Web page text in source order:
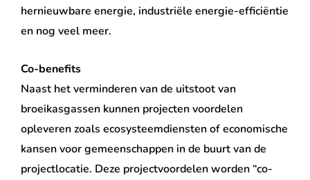
hernieuwbare energie, industriële energie-efficiëntie
en nog veel meer.
Co-benefits
Naast het verminderen van de uitstoot van
broeikasgassen kunnen projecten voordelen
opleveren zoals ecosysteemdiensten of economische
kansen voor gemeenschappen in de buurt van de
projectlocatie. Deze projectvoordelen worden “co-